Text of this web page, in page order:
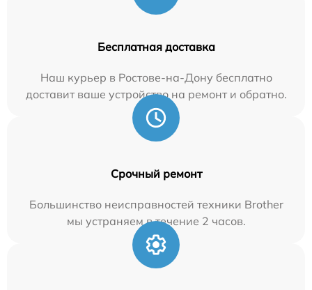
Бесплатная доставка
Наш курьер в Ростове-на-Дону бесплатно
доставит ваше устройство на ремонт и обратно.
Срочный ремонт
Большинство неисправностей техники Brother
мы устраняем в течение 2 часов.